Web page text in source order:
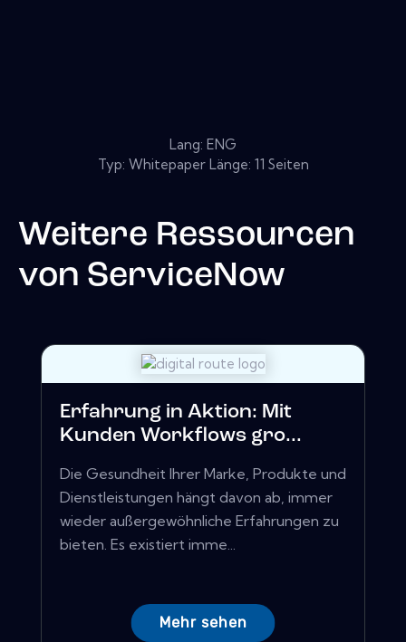
Lang: ENG
Typ: Whitepaper Länge: 11 Seiten
Weitere Ressourcen
von ServiceNow
Erfahrung in Aktion: Mit
Kunden Workflows gro...
Die Gesundheit Ihrer Marke, Produkte und
Dienstleistungen hängt davon ab, immer
wieder außergewöhnliche Erfahrungen zu
bieten. Es existiert imme...
Mehr sehen